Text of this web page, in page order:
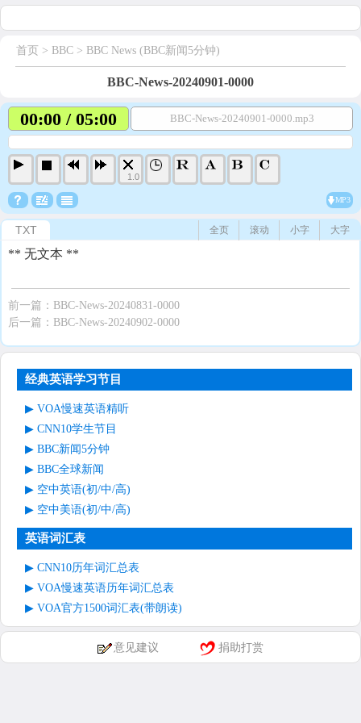
首页 > BBC > BBC News (BBC新闻5分钟)
BBC-News-20240901-0000
00:00 / 05:00 BBC-News-20240901-0000.mp3
1.0
MP3
TXT 大字
小字
滚动
全页
** 无文本 **
前一篇： BBC-News-20240831-0000
后一篇： BBC-News-20240902-0000
经典英语学习节目
VOA慢速英语精听
CNN10学生节目
BBC新闻5分钟
BBC全球新闻
空中英语(初/中/高)
空中美语(初/中/高)
英语词汇表
CNN10历年词汇总表
VOA慢速英语历年词汇总表
VOA官方1500词汇表(带朗读)
意见建议 捐助打赏